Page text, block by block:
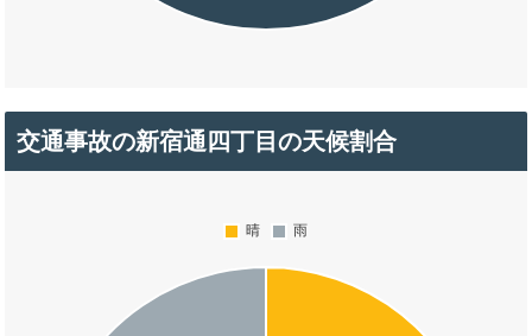
交通事故の新宿通四丁目の天候割合